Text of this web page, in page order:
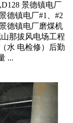
景德镇电厂
德镇电厂#1、#2
德镇电厂磨煤机
那拔风电场工程
水 电检修）后勤
...